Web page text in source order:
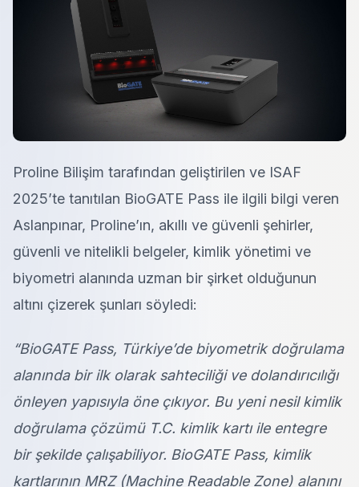
Proline Bilişim tarafından geliştirilen ve ISAF
2025’te tanıtılan BioGATE Pass ile ilgili bilgi veren
Aslanpınar, Proline’ın, akıllı ve güvenli şehirler,
güvenli ve nitelikli belgeler, kimlik yönetimi ve
biyometri alanında uzman bir şirket olduğunun
altını çizerek şunları söyledi:
“BioGATE Pass, Türkiye’de biyometrik doğrulama
alanında bir ilk olarak sahteciliği ve dolandırıcılığı
önleyen yapısıyla öne çıkıyor. Bu yeni nesil kimlik
doğrulama çözümü T.C. kimlik kartı ile entegre
bir şekilde çalışabiliyor. BioGATE Pass, kimlik
kartlarının MRZ (Machine Readable Zone) alanını